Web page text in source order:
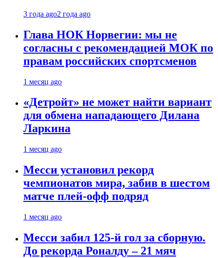
3 года ago2 года ago
Глава НОК Норвегии: мы не
согласны с рекомендацией МОК по
правам российских спортсменов
1 месяц ago
«Детройт» не может найти вариант
для обмена нападающего Дилана
Ларкина
1 месяц ago
Месси установил рекорд
чемпионатов мира, забив в шестом
матче плей‑офф подряд
1 месяц ago
Месси забил 125-й гол за сборную.
До рекорда Роналду – 21 мяч